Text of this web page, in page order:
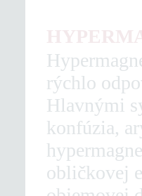
rýchlo
Hlavnými
konfúzia,
obličkovej